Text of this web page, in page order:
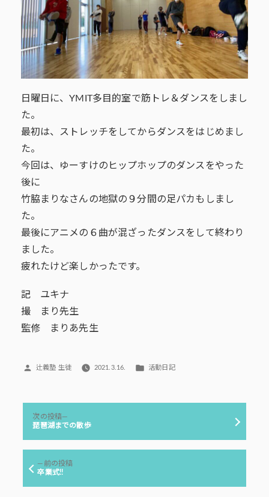
日曜日に、YMIT多目的室で筋トレ＆ダンスをしまし
た。
最初は、ストレッチをしてからダンスをはじめまし
た。
今回は、ゆーすけのヒップホップのダンスをやった
後に
竹脇まりなさんの地獄の９分間の足パカもしまし
た。
最後にアニメの６曲が混ざったダンスをして終わり
ました。
疲れたけど楽しかったです。
記 ユキナ
撮 まり先生
監修 まりあ先生
投
辻義塾 生徒 2021.3.16.
カ
リ
活動日記
ナ
ー
前の投稿前
卒業式!!
次の投稿
の
琵琶湖までの散歩